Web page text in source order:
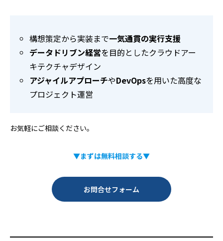
構想策定から実装まで一気通貫の実行支援
データドリブン経営を目的としたクラウドアー
キテクチャデザイン
アジャイルアプローチやDevOpsを用いた高度な
プロジェクト運営
お気軽にご相談ください。
▼まずは無料相談する▼
お問合せフォーム